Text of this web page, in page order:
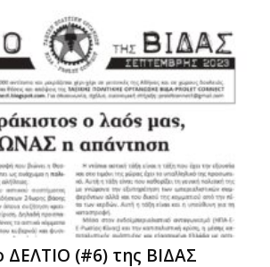
ΔΕΛΤΙΟ (#6) της ΒΙΔΑΣ